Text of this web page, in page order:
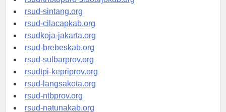
rsudrtnotopuro-sidoarjokab.org
rsud-sintang.org
rsud-cilacapkab.org
rsudkoja-jakarta.org
rsud-brebeskab.org
rsud-sulbarprov.org
rsudtpi-kepriprov.org
rsud-langsakota.org
rsud-ntbprov.org